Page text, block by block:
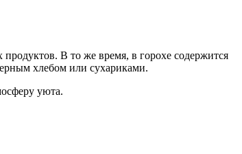
В то же время, в горохе содержится
хлебом или сухариками.
уюта.